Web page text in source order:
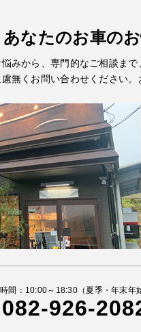
あなたのお車の
みから、専門的なご相談ま
無くお問い合わせください
間：10:00～18:30（夏季・年末年
082-926-